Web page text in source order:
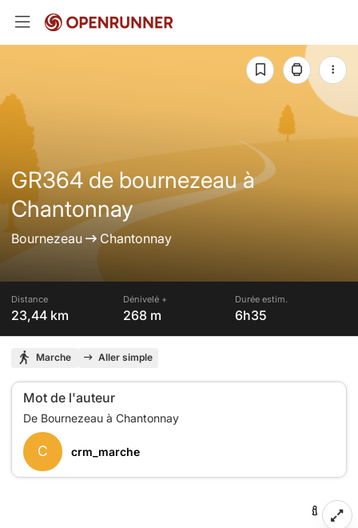
GR364 de bournezeau à
Chantonnay
Bournezeau Chantonnay
Distance
23,44 km
Dénivelé +
268 m
Durée estim.
6h35
Marche Aller simple
Mot de l'auteur
C crm_marche